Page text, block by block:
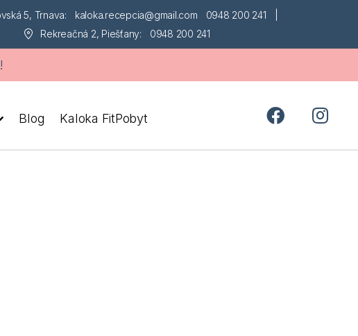
5, Trnava: kaloka.recepcia@gmail.com 0948 200 241
Rekreačná 2, Piešťany:
0948 200 241
!
Blog Kaloka FitPobyt